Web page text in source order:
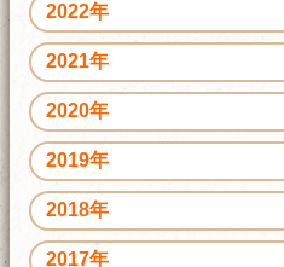
2022年
2021年
2020年
2019年
2018年
2017年